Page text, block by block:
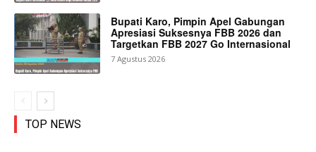
Bupati Karo, Pimpin Apel Gabungan
Apresiasi Suksesnya FBB 2026 dan
Targetkan FBB 2027 Go Internasional
7 Agustus 2026
TOP NEWS